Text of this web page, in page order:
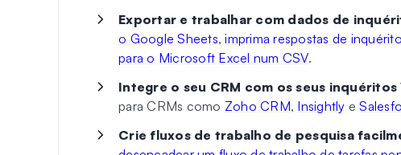
Exportar e trabalhar com dados de
o Google Sheets,imprima respostas de
para o Microsoft Excel num CSV.
Integre o seu CRM com os seus inquéritos
para CRMs como Zoho CRM, Insightly e
Crie fluxos de trabalho de pesquisa